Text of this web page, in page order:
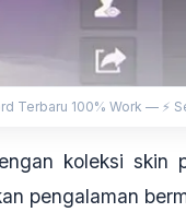
Terbaru 100% Work — ⚡
koleksi skin
pengalaman